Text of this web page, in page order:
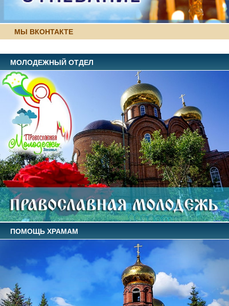
МЫ ВКОНТАКТЕ
МОЛОДЕЖНЫЙ ОТДЕЛ
ПОМОЩЬ ХРАМАМ